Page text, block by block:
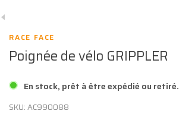
RACE FACE
Poignée de vélo GRIPPLER
En stock, prêt à être expédié ou retiré.
SKU:AC990088